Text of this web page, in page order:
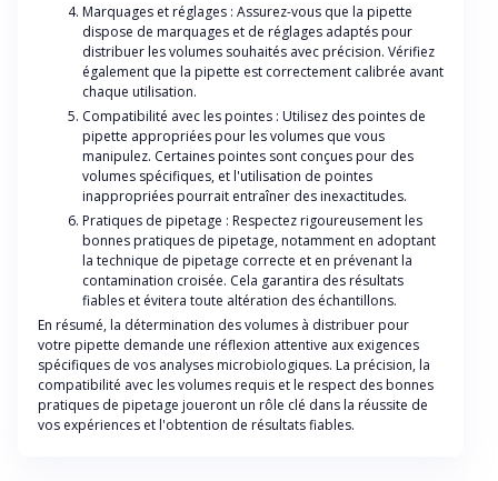
Marquages et réglages : Assurez-vous que la pipette
dispose de marquages et de réglages adaptés pour
distribuer les volumes souhaités avec précision. Vérifiez
également que la pipette est correctement calibrée avant
chaque utilisation.
Compatibilité avec les pointes : Utilisez des pointes de
pipette appropriées pour les volumes que vous
manipulez. Certaines pointes sont conçues pour des
volumes spécifiques, et l'utilisation de pointes
inappropriées pourrait entraîner des inexactitudes.
Pratiques de pipetage : Respectez rigoureusement les
bonnes pratiques de pipetage, notamment en adoptant
la technique de pipetage correcte et en prévenant la
contamination croisée. Cela garantira des résultats
fiables et évitera toute altération des échantillons.
En résumé, la détermination des volumes à distribuer pour
votre pipette demande une réflexion attentive aux exigences
spécifiques de vos analyses microbiologiques. La précision, la
compatibilité avec les volumes requis et le respect des bonnes
pratiques de pipetage joueront un rôle clé dans la réussite de
vos expériences et l'obtention de résultats fiables.